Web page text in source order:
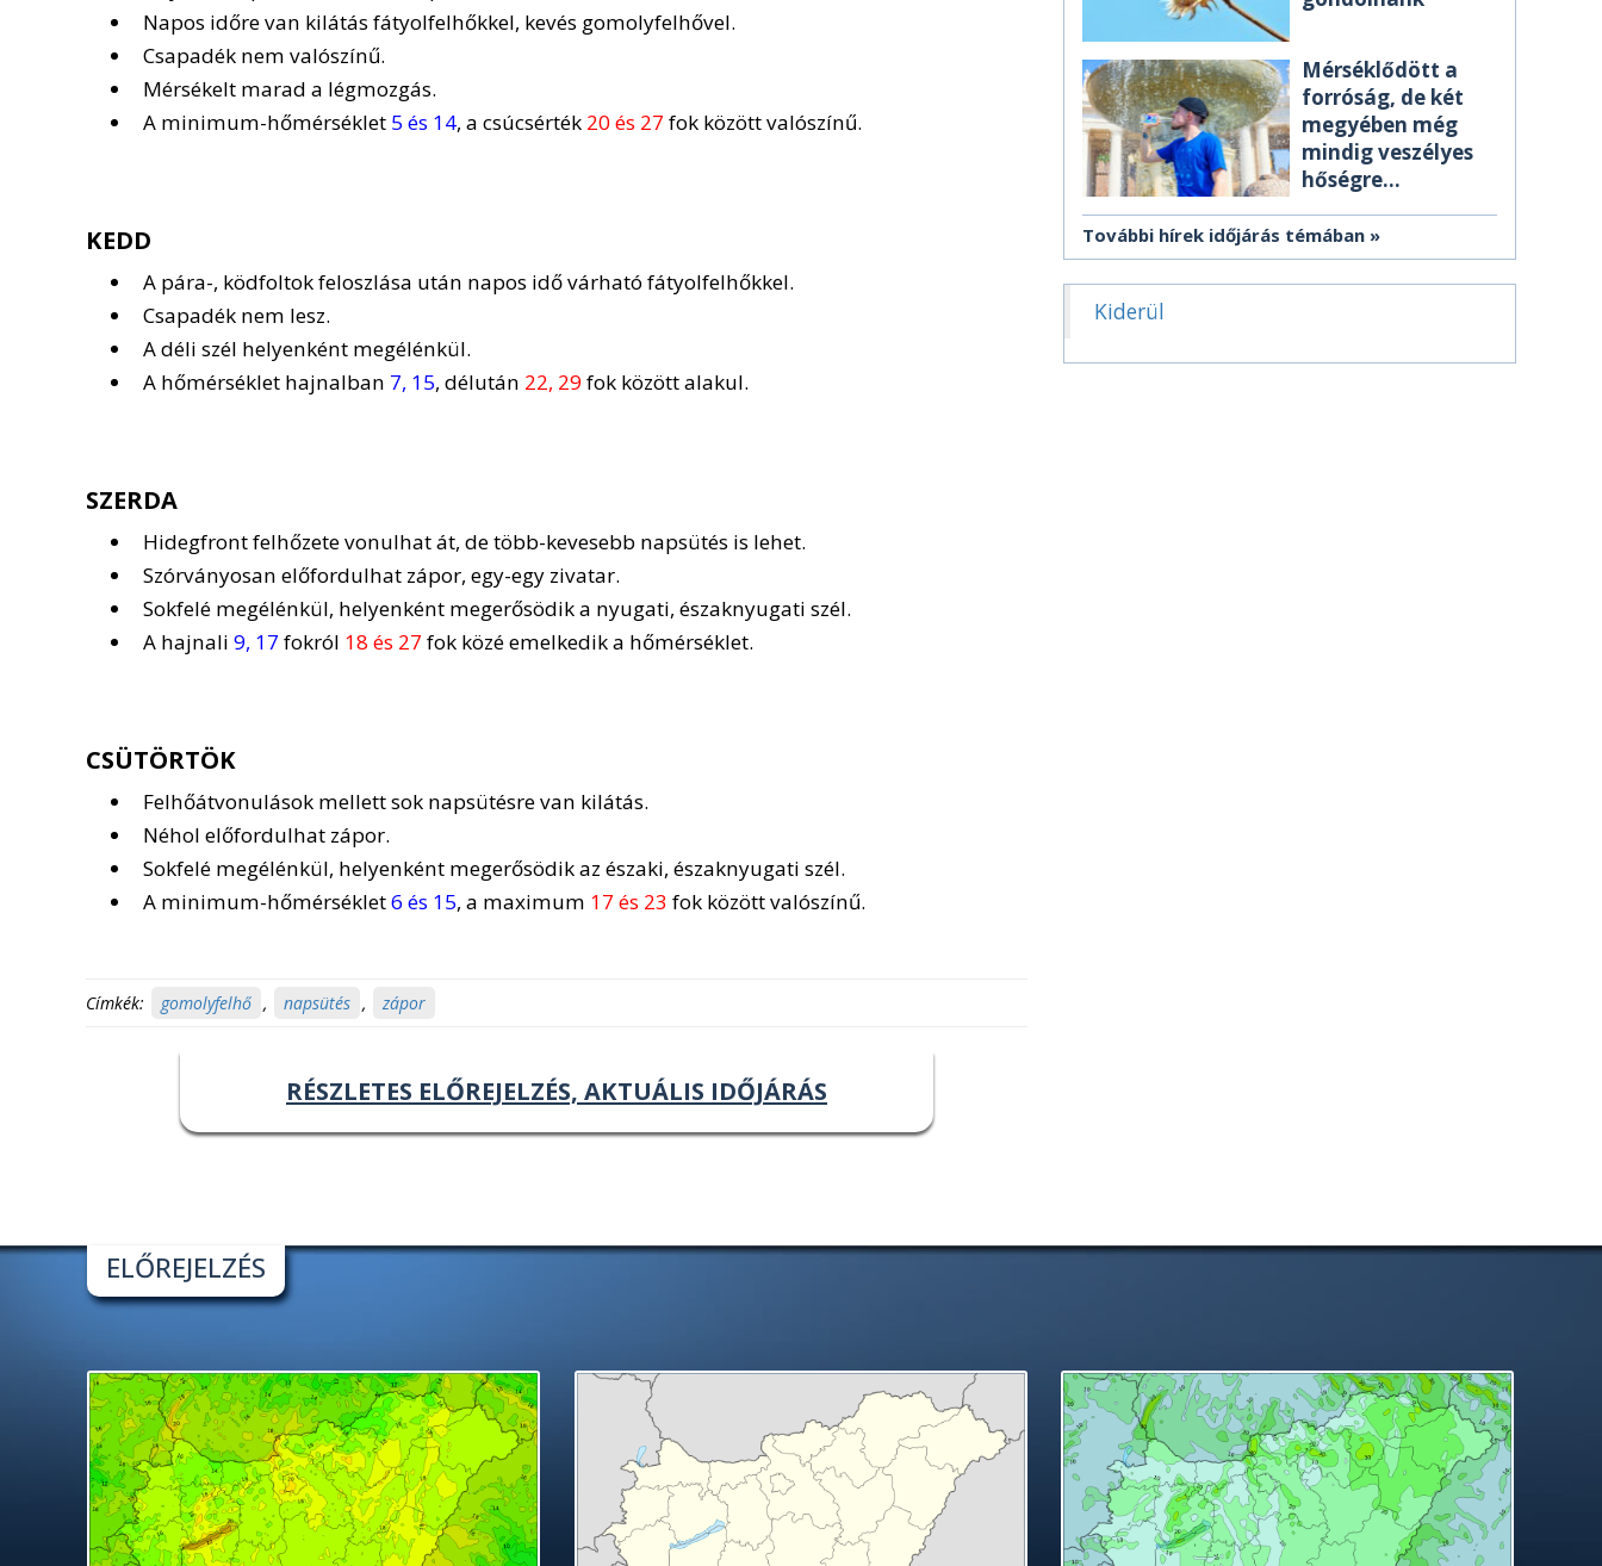
Napos időre van kilátás fátyolfelhőkkel, kevés gomolyfelhővel.
Csapadék nem valószínű.
Mérsékelt marad a légmozgás.
A minimum-hőmérséklet 5 és 14, a csúcsérték 20 és 27 fok között valószínű.
KEDD
A pára-, ködfoltok feloszlása után napos idő várható fátyolfelhőkkel.
Csapadék nem lesz.
A déli szél helyenként megélénkül.
A hőmérséklet hajnalban 7, 15, délután 22, 29fok között alakul.
SZERDA
Hidegfront felhőzete vonulhat át, de több-kevesebb napsütés is lehet.
Szórványosan előfordulhat zápor, egy-egy zivatar.
Sokfelé megélénkül, helyenként megerősödik a nyugati, északnyugati szél.
A hajnali 9, 17 fokról 18 és 27 fok közé emelkedik a hőmérséklet.
CSÜTÖRTÖK
Felhőátvonulások mellett sok napsütésre van kilátás.
Néhol előfordulhat zápor.
Sokfelé megélénkül, helyenként megerősödik az északi, északnyugati szél.
A minimum-hőmérséklet6 és 15, a maximum 17 és 23 fok között valószínű.
Címkék: gomolyfelhő , napsütés , zápor
RÉSZLETES ELŐREJELZÉS, AKTUÁLIS IDŐJÁRÁS
Mérséklődött a
forróság, de két
megyében még
mindig veszélyes
hőségre
További hírek időjárás témában
Kiderül
ELŐREJELZÉS